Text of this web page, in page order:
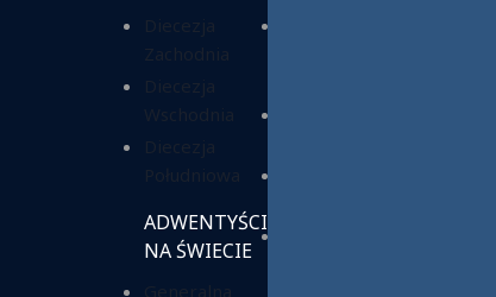
ADWENTYŚCI
NA ŚWIECIE